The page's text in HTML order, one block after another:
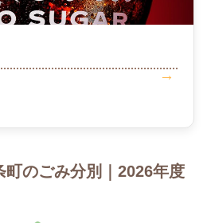
のごみ分別｜2026年度